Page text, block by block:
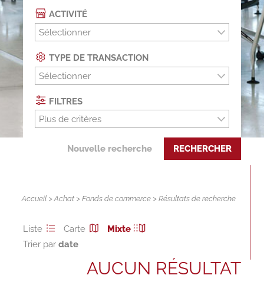
ACTIVITÉ
Sélectionner
TYPE DE TRANSACTION
Sélectionner
FILTRES
Plus de critères
Nouvelle recherche RECHERCHER
Accueil >Achat >Fonds de commerce > Résultats de recherche
Liste Carte
Mixte
Trier par
AUCUN RÉSULTAT